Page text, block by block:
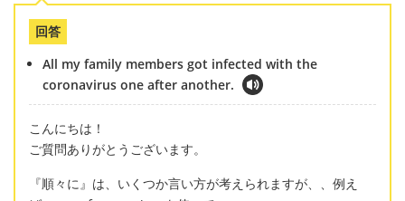
回答
All my family members got infected with the
coronavirus one after another.
こんにちは！
ご質問ありがとうございます。
『順々に』は、いくつか言い方が考えられますが、、例え